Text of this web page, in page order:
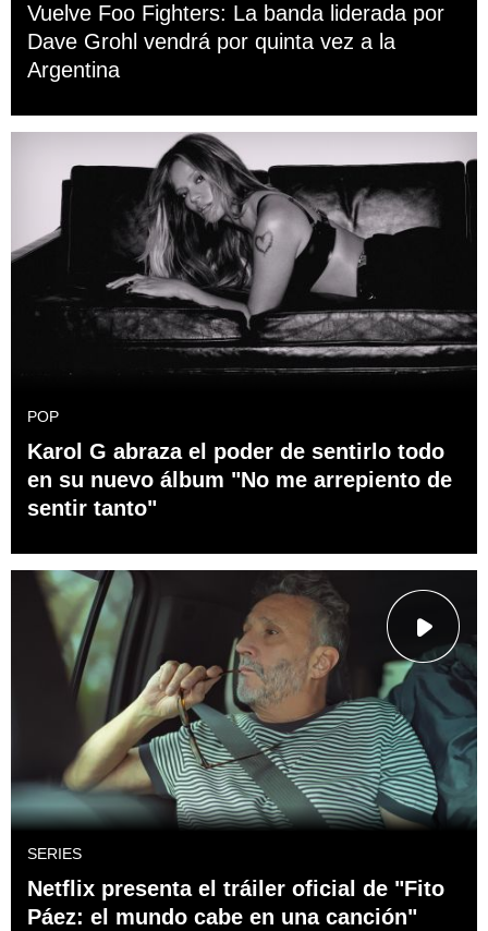
Vuelve Foo Fighters: La banda liderada por
Dave Grohl vendrá por quinta vez a la
Argentina
POP
Karol G abraza el poder de sentirlo todo
en su nuevo álbum "No me arrepiento de
sentir tanto"
SERIES
Netflix presenta el tráiler oficial de "Fito
Páez: el mundo cabe en una canción"